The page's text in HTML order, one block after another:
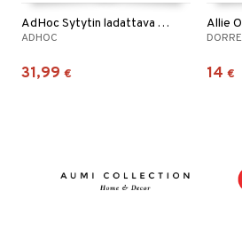
AdHoc Sytytin ladattava ARC
ADHOC
31,99 €
DORRE
14 €